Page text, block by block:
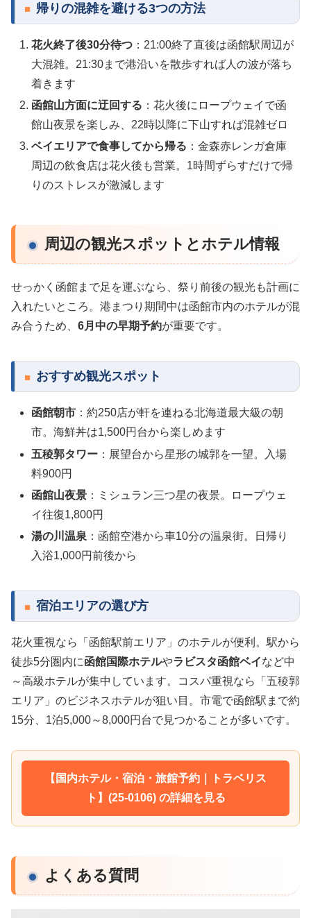
帰りの混雑を避ける3つの方法
花火終了後30分待つ ：21:00終了直後は函館駅周辺が
大混雑。21:30まで港沿いを散歩すれば人の波が落ち
着きます
函館山方面に迂回する ：花火後にロープウェイで函
館山夜景を楽しみ、22時以降に下山すれば混雑ゼロ
ベイエリアで食事してから帰る ：金森赤レンガ倉庫
周辺の飲食店は花火後も営業。1時間ずらすだけで帰
りのストレスが激減します
周辺の観光スポットとホテル情報
せっかく函館まで足を運ぶなら、祭り前後の観光も計画に
入れたいところ。港まつり期間中は函館市内のホテルが混
み合うため、 6月中の早期予約が重要です。
おすすめ観光スポット
函館朝市 ：約250店が軒を連ねる北海道最大級の朝
市。海鮮丼は1,500円台から楽しめます
五稜郭タワー ：展望台から星形の城郭を一望。入場
料900円
函館山夜景 ：ミシュラン三つ星の夜景。ロープウェ
イ往復1,800円
湯の川温泉 ：函館空港から車10分の温泉街。日帰り
入浴1,000円前後から
宿泊エリアの選び方
花火重視なら「函館駅前エリア」のホテルが便利。駅から
徒歩5分圏内に函館国際ホテルやラビスタ函館ベイなど中
～高級ホテルが集中しています。コスパ重視なら「五稜郭
エリア」のビジネスホテルが狙い目。市電で函館駅まで約
15分、1泊5,000～8,000円台で見つかることが多いです。
【国内ホテル・宿泊・旅館予約｜トラベリス
ト】(25-0106) の詳細を見る
よくある質問